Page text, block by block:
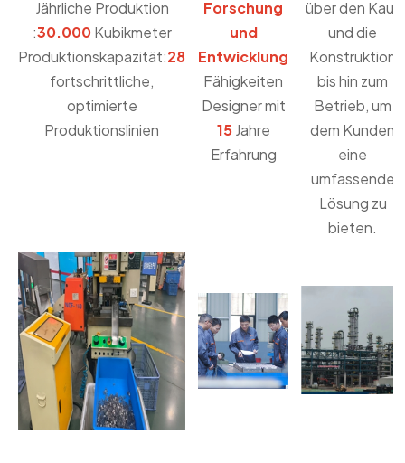
Jährliche Produktion
:30.000Kubikmeter
Produktionskapazität:28
fortschrittliche,
optimierte
Produktionslinien
Forschung
und
Entwicklung
Fähigkeiten
Designer mit
15Jahre
Erfahrung
über den Kauf
und die
Konstruktion
bis hin zum
Betrieb, um
dem Kunden
eine
umfassende
Lösung zu
bieten.